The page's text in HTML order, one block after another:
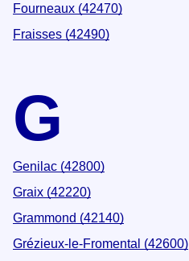
Fourneaux (42470)
Fraisses (42490)
G
Genilac (42800)
Graix (42220)
Grammond (42140)
Grézieux-le-Fromental (42600)